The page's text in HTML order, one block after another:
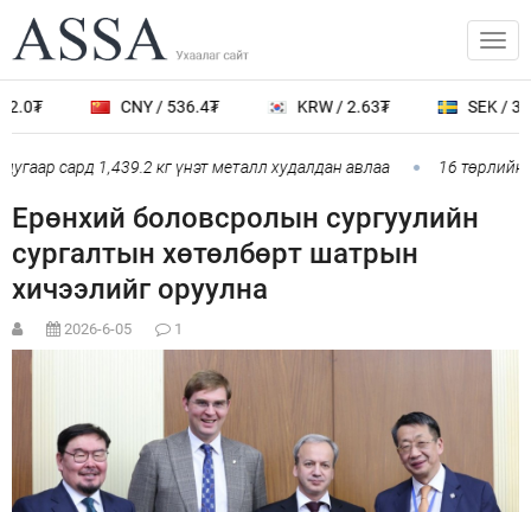
CNY / 536.4₮ KRW / 2.63₮ SEK /
сард 1,439.2 кг үнэт металл худалдан авлаа 16 төрлийн
Ерөнхий боловсролын сургуулийн
сургалтын хөтөлбөрт шатрын
хичээлийг оруулна
2026-6-05 1